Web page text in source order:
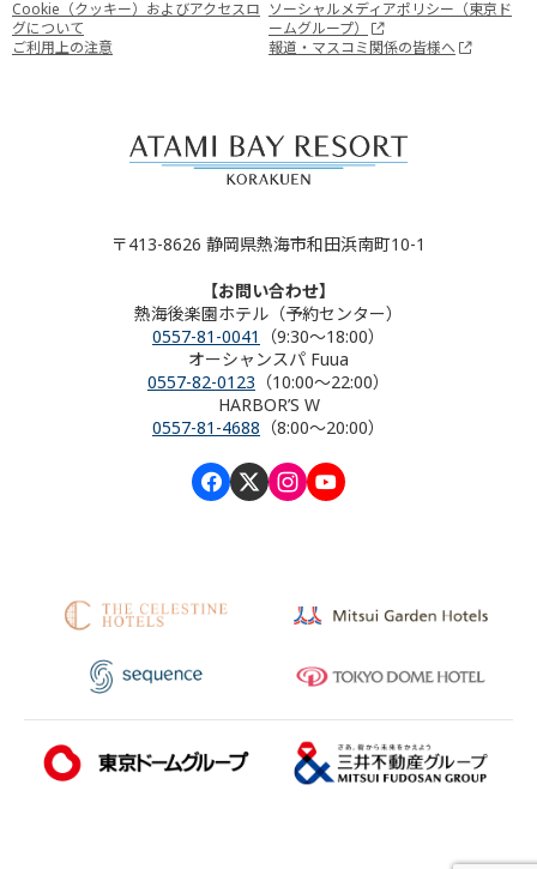
Cookie（クッキー）およびアクセスロ
グについて
ソーシャルメディアポリシー（東京ド
ームグループ）
ご利用上の注意
報道・マスコミ関係の皆様へ
〒413-8626 静岡県熱海市和田浜南町10-1
【お問い合わせ】
熱海後楽園ホテル（予約センター）
0557-81-0041
（9:30～18:00）
オーシャンスパ Fuua
0557-82-0123 （10:00～22:00）
HARBOR’S W
0557-81-4688 （8:00～20:00）